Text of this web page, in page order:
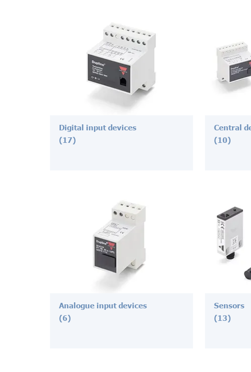
Digital input devices
(17)
Central
(10)
Analogue input devices
(6)
Sensors
(13)